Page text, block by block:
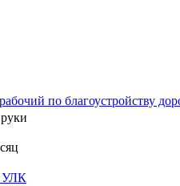
по благоустройству
УЛК